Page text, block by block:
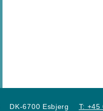
DK-6700 Esbjerg T: +45